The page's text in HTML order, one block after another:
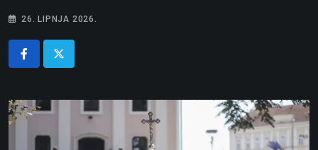
26. LIPNJA 2026.